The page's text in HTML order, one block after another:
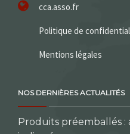
cca.asso.fr
Politique de
Mentions légales
NOS DERNIÈRES ACTUALITÉS
Produits préemballés